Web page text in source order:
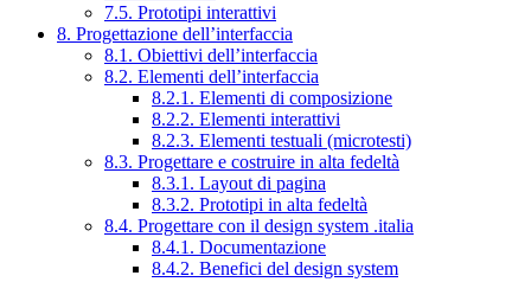
7.5. Prototipi interattivi
8. Progettazione dell’interfaccia
8.1. Obiettivi dell’interfaccia
8.2. Elementi dell’interfaccia
8.2.1. Elementi di composizione
8.2.2. Elementi interattivi
8.2.3. Elementi testuali (microtesti)
8.3. Progettare e costruire in alta fedeltà
8.3.1. Layout di pagina
8.3.2. Prototipi in alta fedeltà
8.4. Progettare con il design system .italia
8.4.1. Documentazione
8.4.2. Benefici del design system